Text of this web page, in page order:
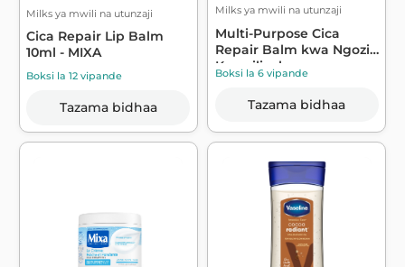
Milks ya mwili na utunzaji
Cica Repair Lip Balm
10ml - MIXA
Boksi la 12 vipande
Tazama bidhaa
Milks ya mwili na utunzaji
Multi-Purpose Cica
Repair Balm kwa Ngozi
Kavu iliyoka...
Boksi la 6 vipande
Tazama bidhaa